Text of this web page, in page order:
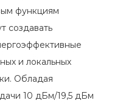
функциям
создавать
и локальных
Обладая
10 дБм/19,5 дБм